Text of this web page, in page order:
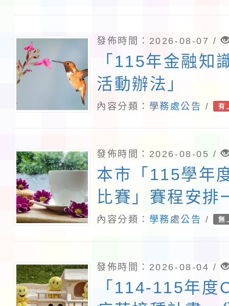
發佈時間：2026-08-07 /
「115年金融知
活動辦法」
內容分類： 學務處公告 / 有
發佈時間：2026-08-05 /
本市「115學年
比賽」賽程安排
內容分類： 學務處公告 / 無
發佈時間：2026-08-04 /
「114-115年